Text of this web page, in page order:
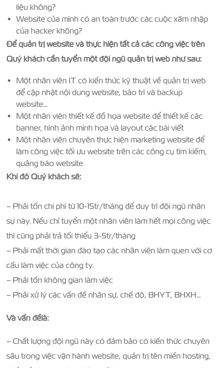
liệu không?
Website của mình có an toàn trước các cuộc xâm nhập
của hacker không?
Để quản trị website và thực hiện tất cả các công việc trên
Quý khách cần tuyển một đội ngũ quản trị web như sau:
Một nhân viên IT có kiến thức kỹ thuật về quản trị web
để cập nhật nội dung website, bảo trì và backup
website…
Một nhân viên thiết kế đồ họa website để thiết kế các
banner, hình ảnh minh họa và layout các bài viết
Một nhân viên chuyên thực hiện marketing website để
làm công việc tối ưu website trên các công cụ tìm kiếm,
quảng báo website
Khi đó Quý khách sẽ:
– Phải tốn chi phí từ 10-15tr/tháng để duy trì đội ngũ nhân
sự này. Nếu chỉ tuyển một nhân viên làm hết mọi công việc
thì cũng phải trả tối thiểu 3-5tr/tháng
– Phải mất thời gian đào tạo các nhân viên làm quen với cơ
cấu làm việc của công ty.
– Phải tốn không gian làm việc
– Phải xử lý các vấn đề nhân sự, chế độ, BHYT, BHXH…
Và vấn đềlà:
– Chất lượng đội ngũ này có đảm bảo có kiến thức chuyên
sâu trong việc vận hành website, quản trị tên miền hosting,